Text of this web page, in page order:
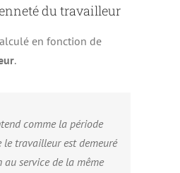
du travailleur
en fonction de
.
comme la période
travailleur est demeuré
service de la même